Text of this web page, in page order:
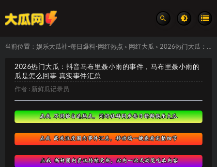
当前位置： 娱乐大瓜社-每日爆料-网红热点 > 网红大瓜 > 2026热门大瓜：抖音马布里聂小雨的事件，马布里聂小雨的瓜是怎么回事 真实事件汇总
2026热门大瓜：抖音马布里聂小雨的事件，马布里聂小雨的
瓜是怎么回事 真实事件汇总
作者 : 新鲜瓜记录员